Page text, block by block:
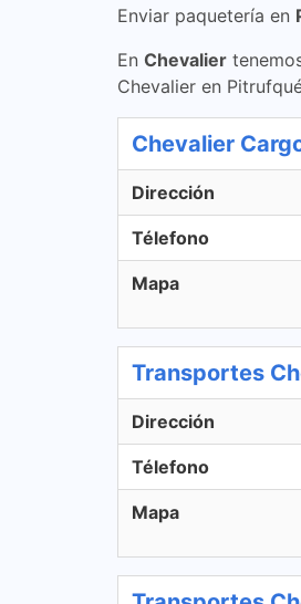
Enviar paquetería en
En Chevalier
Chevalier en
Chevalier
Dirección
Télefono
Mapa
Transportes
Dirección
Télefono
Mapa